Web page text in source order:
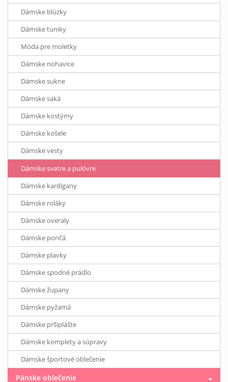
Dámske blúzky
Dámske tuniky
Móda pre moletky
Dámske nohavice
Dámske sukne
Dámske saká
Dámske kostýmy
Dámske košele
Dámske vesty
Dámske svetre a pulóvre
Dámske kardigany
Dámske roláky
Dámske overaly
Dámske pončá
Dámske plavky
Dámske spodné prádlo
Dámske župany
Dámske pyžamá
Dámske pršiplášte
Dámske komplety a súpravy
Dámske športové oblečenie
Pánske oblečenie